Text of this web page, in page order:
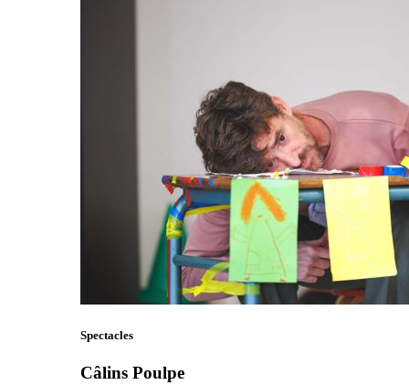
Spectacles
Câlins Poulpe